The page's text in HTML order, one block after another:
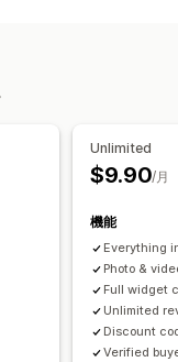
ト
SNSのUGC
Unlimited
$9.90/月
機能
Everything
Photo &
Full widget
Unlimited
Discount
Verified